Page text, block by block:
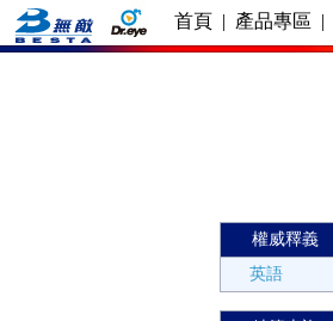
首頁 | 產品專區 |
權威釋義
英語